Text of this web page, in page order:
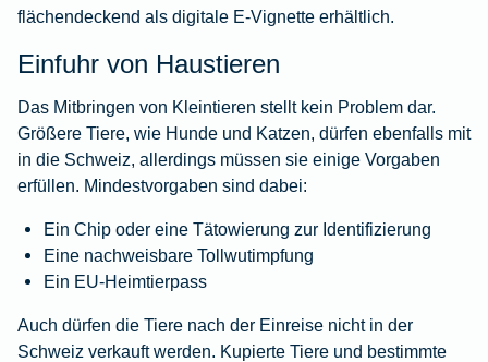
flächendeckend als digitale E-Vignette erhältlich.
Einfuhr von Haustieren
Das Mitbringen von Kleintieren stellt kein Problem dar.
Größere Tiere, wie Hunde und Katzen, dürfen ebenfalls mit
in die Schweiz, allerdings müssen sie einige Vorgaben
erfüllen. Mindestvorgaben sind dabei:
Ein Chip oder eine Tätowierung zur Identifizierung
Eine nachweisbare Tollwutimpfung
Ein EU-Heimtierpass
Auch dürfen die Tiere nach der Einreise nicht in der
Schweiz verkauft werden. Kupierte Tiere und bestimmte